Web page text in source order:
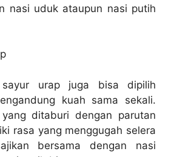
nasi uduk ataupun nasi putih
sayur urap juga bisa dipilih
kuah sama sekali.
ditaburi dengan parutan
rasa yang menggugah selera
bersama dengan nasi